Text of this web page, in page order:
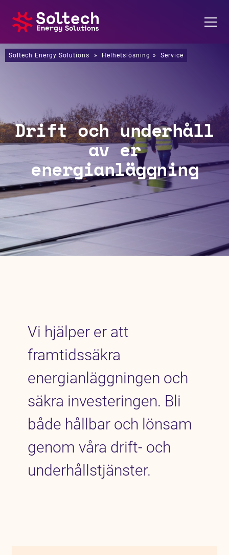
Kontakt
Om oss
Referenser
Karriär
Soltech Energy Solutions » Helhetslösning » Service
Drift och underhåll
av er
energianläggning
Vi hjälper er att
framtidssäkra
energianläggningen och
säkra investeringen. Bli
både hållbar och lönsam
genom våra drift- och
underhållstjänster.